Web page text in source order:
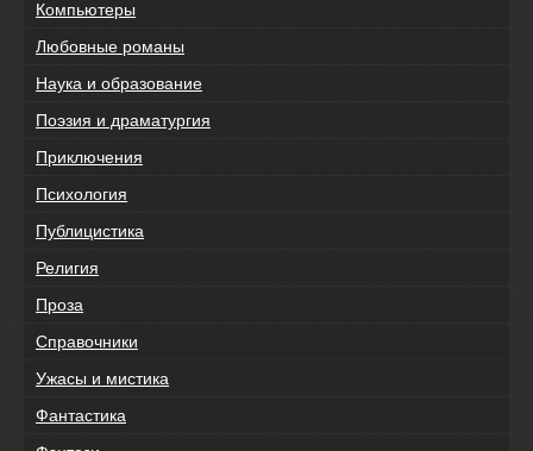
Компьютеры
Любовные романы
Наука и образование
Поэзия и драматургия
Приключения
Психология
Публицистика
Религия
Проза
Справочники
Ужасы и мистика
Фантастика